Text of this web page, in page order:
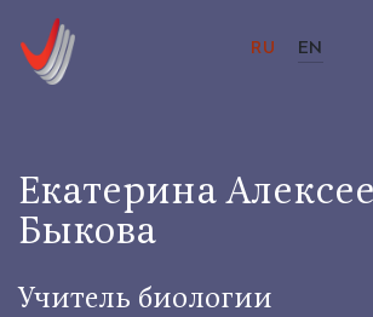
RU EN
Екатерина
Быкова
Учитель биологии